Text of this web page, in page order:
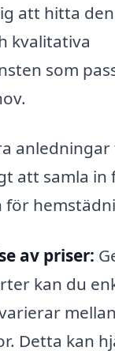
att hitta
kvalitativa
som
att samla in
för
av priser:
kan du
Detta kan